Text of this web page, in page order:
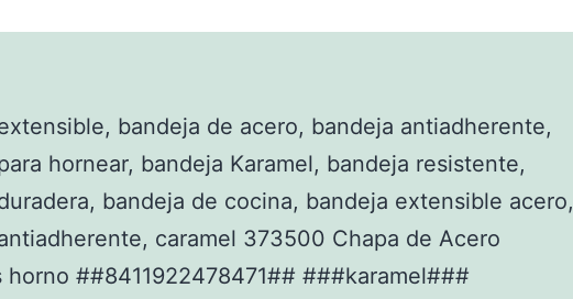
bandeja de acero, bandeja antiadherente,
hornear, bandeja Karamel, bandeja resistente,
bandeja de cocina, bandeja extensible acero,
caramel 373500 Chapa de Acero
horno ##8411922478471## ###karamel###